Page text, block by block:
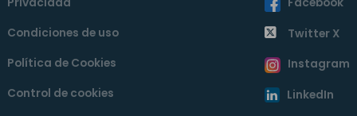
Condiciones de uso
Política de Cookies
Control de cookies
Twitter X
Instagram
LinkedIn